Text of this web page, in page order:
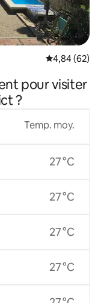
Évaluation
4,84 (62)
pour visiter
?
Temp. moy.
27 °C
27 °C
27 °C
27 °C